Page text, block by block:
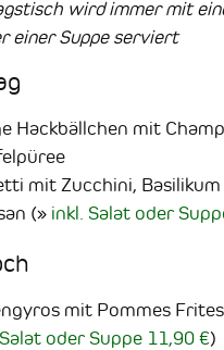
wird immer mit
einer Suppe serviert
Hackbällchen mit
mit Zucchini,
( inkl. Salat oder
mit Pommes
oder Suppe 11,90 €)